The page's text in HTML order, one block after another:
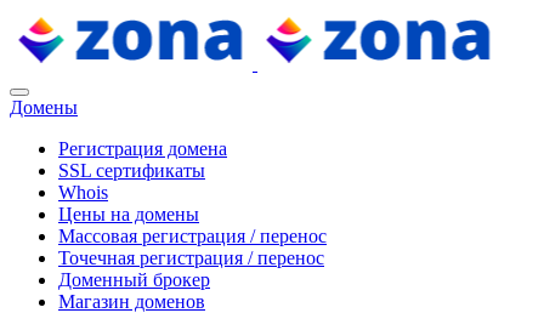
Домены
Регистрация домена
SSL сертификаты
Whois
Цены на домены
Массовая регистрация / перенос
Точечная регистрация / перенос
Доменный брокер
Магазин доменов